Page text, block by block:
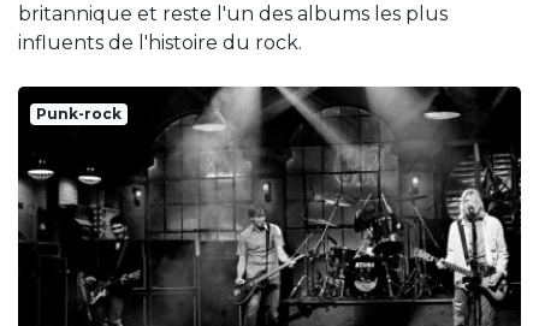
britannique et reste l'un des albums les plus
influents de l'histoire du rock.
Punk-rock